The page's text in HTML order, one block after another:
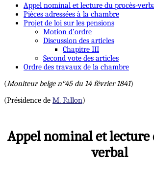
Appel nominal et lecture du procès-
Pièces adressées à la chambre
Projet de loi sur les pensions
Motion d’ordre
Discussion des articles
Chapitre III
Second vote des articles
Ordre des travaux de la chambre
(Moniteur belge n°45 du 14 février 1841)
(Présidence de M. Fallon)
Appel nominal et lecture
verbal